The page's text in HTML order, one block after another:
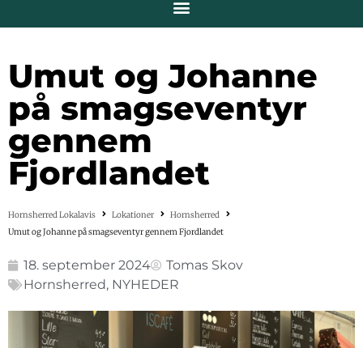
Umut og Johanne
på smagseventyr
gennem
Fjordlandet
Hornsherred Lokalavis Lokationer
Hornsherred
Umut og Johanne på smagseventyr gennem Fjordlandet
18. september 2024
Tomas Skov
Hornsherred, NYHEDER